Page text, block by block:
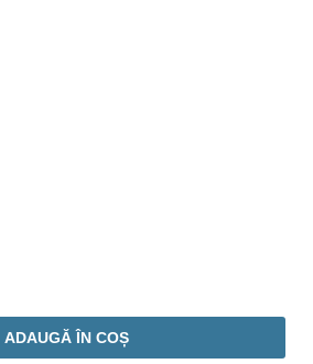
ADAUGĂ ÎN COȘ